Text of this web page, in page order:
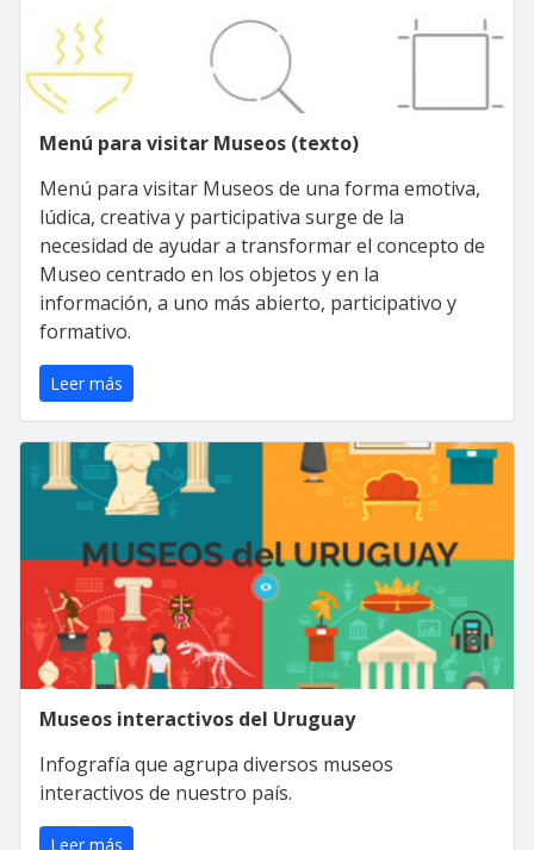
Menú para visitar Museos (texto)
Menú para visitar Museos de una forma emotiva,
lúdica, creativa y participativa surge de la
necesidad de ayudar a transformar el concepto de
Museo centrado en los objetos y en la
información, a uno más abierto, participativo y
formativo.
Leer más
Museos interactivos del Uruguay
Infografía que agrupa diversos museos
interactivos de nuestro país.
Leer más